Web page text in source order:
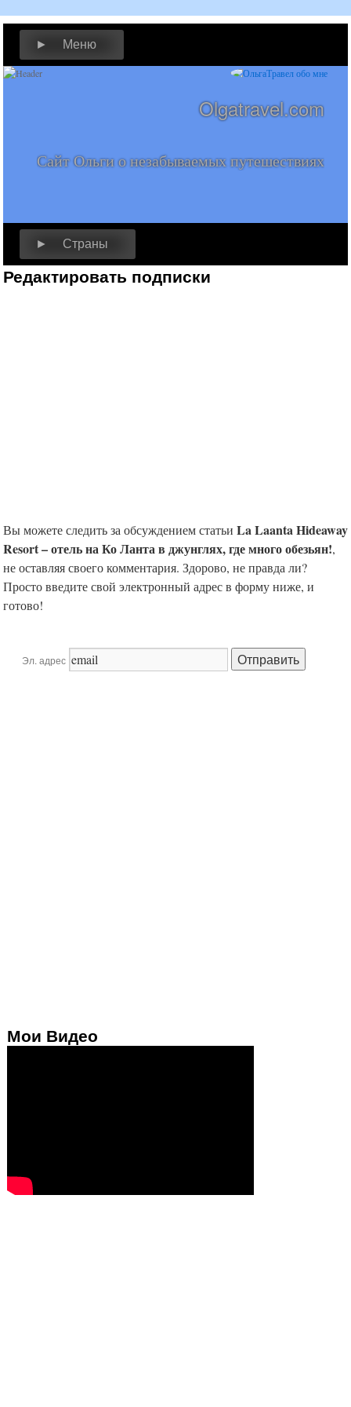
► Меню
Olgatravel.com
Сайт Ольги о незабываемых путешествиях
► Страны
Редактировать подписки
Вы можете следить за обсуждением статьи La Laanta Hideaway
Resort – отель на Ко Ланта в джунглях, где много обезьян!,
не оставляя своего комментария. Здорово, не правда ли?
Просто введите свой электронный адрес в форму ниже, и
готово!
Эл. адрес
Мои Видео